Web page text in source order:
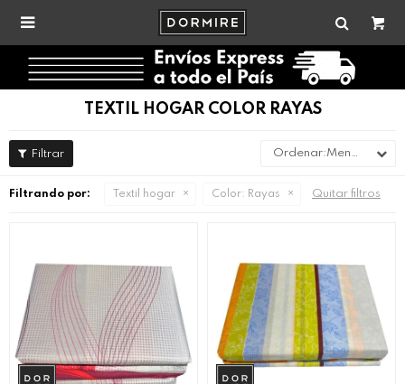

TEXTIL HOGAR COLOR RAYAS
Menor precio
Filtrando por: Textil hogar Color: Rayas Quitar filtros